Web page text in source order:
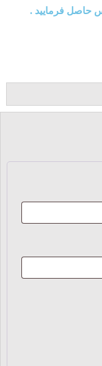
حاصل فرمایید .